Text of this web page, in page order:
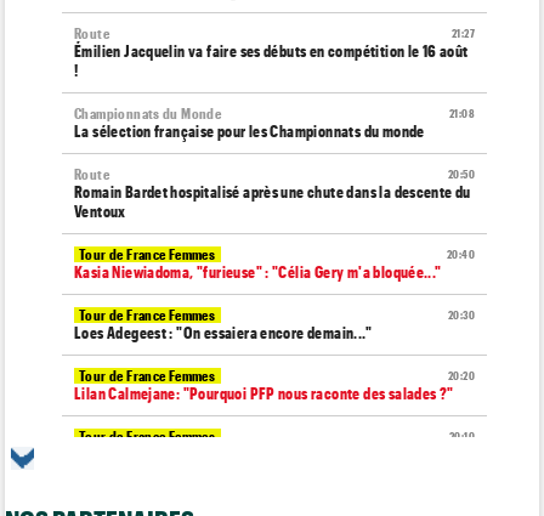
21:27
Route
Émilien Jacquelin va faire ses débuts en compétition le 16 août
!
21:08
Championnats du Monde
La sélection française pour les Championnats du monde
20:50
Route
Romain Bardet hospitalisé après une chute dans la descente du
Ventoux
20:40
Tour de France Femmes
Kasia Niewiadoma, "furieuse" : "Célia Gery m'a bloquée..."
20:30
Tour de France Femmes
Loes Adegeest : "On essaiera encore demain..."
20:20
Tour de France Femmes
Lilan Calmejane: "Pourquoi PFP nous raconte des salades ?"
20:10
Tour de France Femmes